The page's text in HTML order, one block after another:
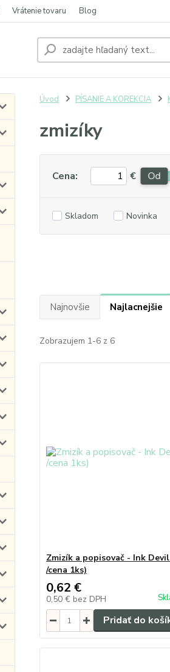
Vrátenie tovaru Blog
Úvod PÍSANIE A KOREKCIA
zmizíky
Cena: € Od
Skladom Novinka
Najnovšie Najlacnejšie
Zobrazujem 1-6 z 6
Zmizík a popisovač - Ink
/cena 1ks)
0,62 €
0,50 € bez DPH
Pridať do